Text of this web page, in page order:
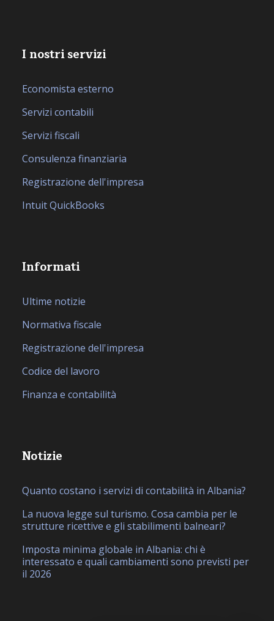
I nostri servizi
Economista esterno
Servizi contabili
Servizi fiscali
Consulenza finanziaria
Registrazione dell'impresa
Intuit QuickBooks
Informati
Ultime notizie
Normativa fiscale
Registrazione dell'impresa
Codice del lavoro
Finanza e contabilità
Notizie
Quanto costano i servizi di contabilità in Albania?
La nuova legge sul turismo. Cosa cambia per le
strutture ricettive e gli stabilimenti balneari?
Imposta minima globale in Albania: chi è
interessato e quali cambiamenti sono previsti per
il 2026